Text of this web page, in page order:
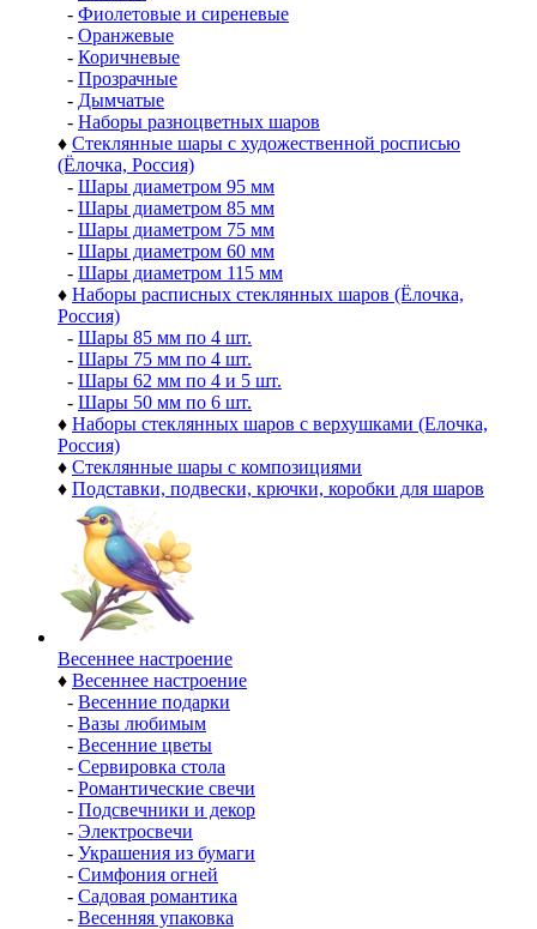
- Фиолетовые и сиреневые
- Оранжевые
- Коричневые
- Прозрачные
- Дымчатые
- Наборы разноцветных шаров
♦ Стеклянные шары с художественной росписью
(Ёлочка, Россия)
- Шары диаметром 95 мм
- Шары диаметром 85 мм
- Шары диаметром 75 мм
- Шары диаметром 60 мм
- Шары диаметром 115 мм
♦ Наборы расписных стеклянных шаров (Ёлочка,
Россия)
- Шары 85 мм по 4 шт.
- Шары 75 мм по 4 шт.
- Шары 62 мм по 4 и 5 шт.
- Шары 50 мм по 6 шт.
♦ Наборы стеклянных шаров с верхушками (Елочка,
Россия)
♦ Стеклянные шары с композициями
♦ Подставки, подвески, крючки, коробки для шаров
Весеннее настроение
♦ Весеннее настроение
- Весенние подарки
- Вазы любимым
- Весенние цветы
- Сервировка стола
- Романтические свечи
- Подсвечники и декор
- Электросвечи
- Украшения из бумаги
- Симфония огней
- Садовая романтика
- Весенняя упаковка